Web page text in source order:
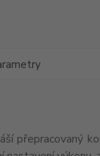
přepracovaný